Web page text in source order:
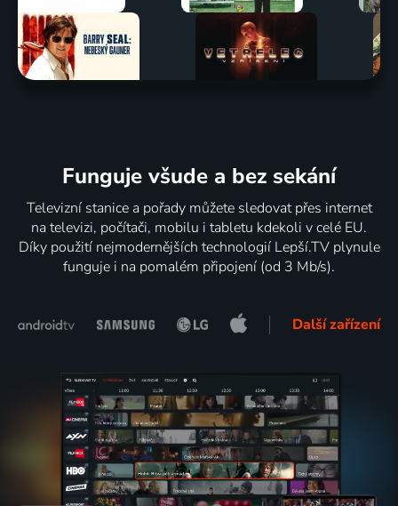
Funguje všude a bez sekání
Televizní stanice a pořady můžete sledovat přes internet
na televizi, počítači, mobilu i tabletu kdekoli v celé EU.
Díky použití nejmodernějších technologií Lepší.TV plynule
funguje i na pomalém připojení (od 3 Mb/s).
Další zařízení